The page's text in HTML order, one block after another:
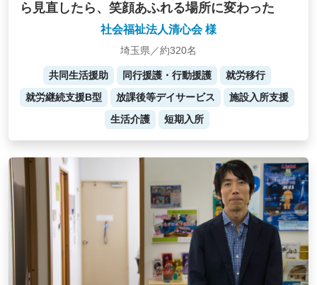
ら見直したら、笑顔あふれる場所に変わった
社会福祉法人清心会 様
埼玉県／約320名
共同生活援助 同行援護・行動援護
就労移行
就労継続支援B型
放課後等デイサービス
施設入所支援
生活介護
短期入所